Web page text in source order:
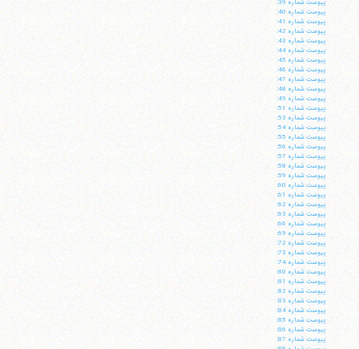
پيوست شماره 39:
پيوست شماره 40:
پيوست شماره 41:
پيوست شماره 42:
پيوست شماره 43:
پيوست شماره 44:
پيوست شماره 45:
پيوست شماره 46:
پيوست شماره 47:
پيوست شماره 48:
پيوست شماره 49:
پيوست شماره 51:
پيوست شماره 53:
پيوست شماره 54:
پيوست شماره 55:
پيوست شماره 56:
پيوست شماره 57:
پيوست شماره 58:
پيوست شماره 59:
پيوست شماره 60:
پيوست شماره 61:
پيوست شماره 62:
پيوست شماره 63:
پيوست شماره 66:
پيوست شماره 69:
پيوست شماره 72:
پيوست شماره 73:
پيوست شماره 74:
پيوست شماره 80:
پيوست شماره 81:
پيوست شماره 82:
پيوست شماره 83:
پيوست شماره 84:
پيوست شماره 85:
پيوست شماره 86:
پيوست شماره 87: